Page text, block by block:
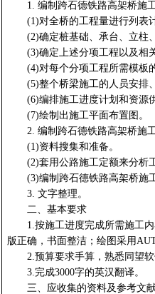
1. 编制跨石德铁路高架桥施
(1)对全桥的工程量进行列表
(2)确定桩基础、承台、立柱
(3)确定上述分项工程以及相
(4)对每个分项工程所需模板
(5)整个桥梁施工的人员安排
(6)编排施工进度计划和资源
(7)绘制出施工平面布置图。
2. 编制跨石德铁路高架桥施
(1)资料搜集和准备。
(2)套用公路施工定额来分析
(3)编制跨石德铁路高架桥施
3. 文字整理。
二、基本要求
1.按施工进度完成所需施工
版正确，书面整洁；绘图采用
2.预算要求手算，熟悉同望软
3.完成3000字的英汉翻译。
三、应收集的资料及参考文